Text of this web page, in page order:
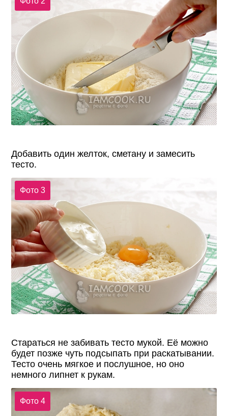
Добавить один желток, сметану и замесить
тесто.
Фото 3
Стараться не забивать тесто мукой. Её можно
будет позже чуть подсыпать при раскатывании.
Тесто очень мягкое и послушное, но оно
немного липнет к рукам.
Фото 4